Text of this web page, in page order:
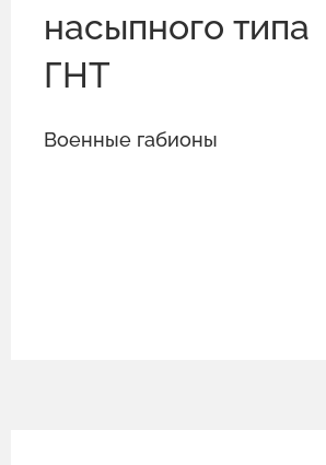
насыпного типа
ГНТ
Военные габионы